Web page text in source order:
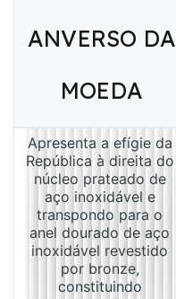
ANVERSO DA
MOEDA
Apresenta a efígie da
República à direita do
núcleo prateado de
aço inoxidável e
transpondo para o
anel dourado de aço
inoxidável revestido
por bronze,
constituindo